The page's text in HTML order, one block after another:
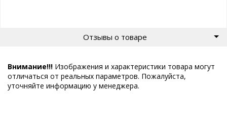
Отзывы о товаре
Внимание!!! Изображения и характеристики товара могут
отличаться от реальных параметров. Пожалуйста,
уточняйте информацию у менеджера.